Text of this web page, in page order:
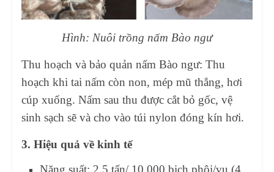
Hình: Nuôi trồng nấm Bào ngư
Thu hoạch và bảo quản nấm Bào ngư: Thu
hoạch khi tai nấm còn non, mép mũ thẳng, hơi
cúp xuống. Nấm sau thu được cắt bỏ gốc, vệ
sinh sạch sẽ và cho vào túi nylon đóng kín hơi.
3. Hiệu quả về kinh tế